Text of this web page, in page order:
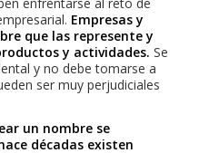
Empresas y
que las represente y
y actividades. Se
y no debe tomarse a
ser muy perjudiciales
un nombre se
décadas existen